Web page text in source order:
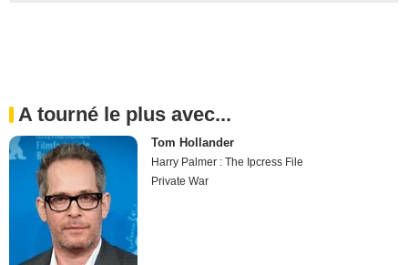
A tourné le plus avec...
Tom Hollander
Harry Palmer : The Ipcress File
Private War